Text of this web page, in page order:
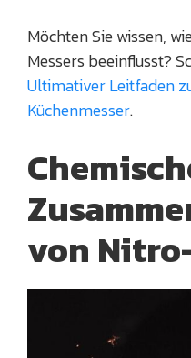
Möchten Sie wissen,
Messers beeinflusst?
Ultimativer Leitfaden
Küchenmesser.
von